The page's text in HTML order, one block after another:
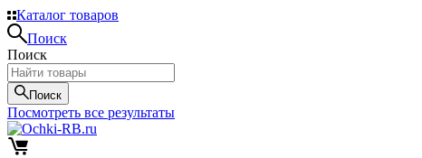
Каталог товаров
Поиск
Поиск
Поиск
Посмотреть все результаты